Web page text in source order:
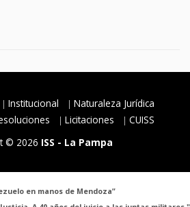
Institucional
Naturaleza Jurídica
Licitaciones
CUISS
© 2026 ISS - La Pampa
en manos de Mendoza”